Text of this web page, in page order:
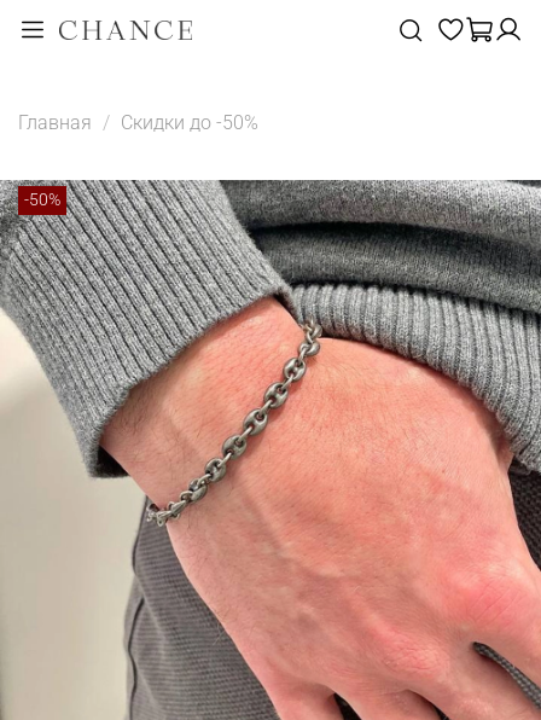
Главная Скидки до -50%
-50%